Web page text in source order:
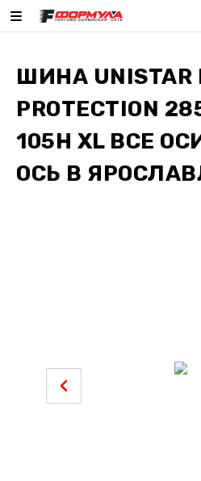
ШИНА UNISTAR
PROTECTION
105H XL ВСЕ
ОСЬ В